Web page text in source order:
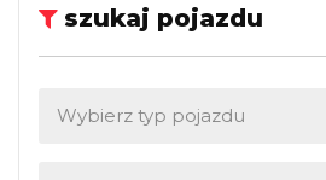
szukaj pojazdu